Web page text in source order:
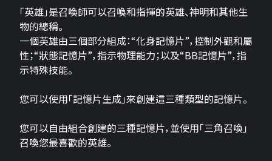
「英雄」是召喚師可以召喚和指揮的英雄、神明和其他生
物的總稱。
一個英雄由三個部分組成：“化身記憶片”，控制外觀和屬
性；“狀態記憶片”，指示物理能力；以及“BB記憶片”，指
示特殊技能。
您可以使用「記憶片生成」來創建這三​​種類型的記憶片。
您可以自由組合創建的三種記憶片，並使用「三角召喚」
召喚您最喜歡的英雄。